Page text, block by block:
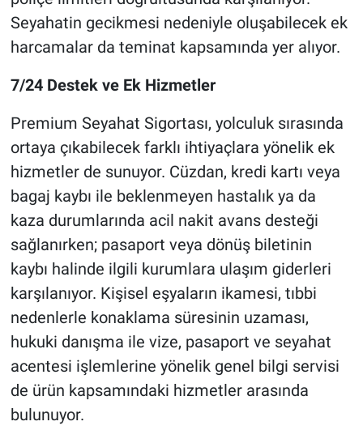
Seyahatin gecikmesi nedeniyle oluşabilecek ek
harcamalar da teminat kapsamında yer alıyor.
7/24 Destek ve Ek Hizmetler
Premium Seyahat Sigortası, yolculuk sırasında
ortaya çıkabilecek farklı ihtiyaçlara yönelik ek
hizmetler de sunuyor. Cüzdan, kredi kartı veya
bagaj kaybı ile beklenmeyen hastalık ya da
kaza durumlarında acil nakit avans desteği
sağlanırken; pasaport veya dönüş biletinin
kaybı halinde ilgili kurumlara ulaşım giderleri
karşılanıyor. Kişisel eşyaların ikamesi, tıbbi
nedenlerle konaklama süresinin uzaması,
hukuki danışma ile vize, pasaport ve seyahat
acentesi işlemlerine yönelik genel bilgi servisi
de ürün kapsamındaki hizmetler arasında
bulunuyor.